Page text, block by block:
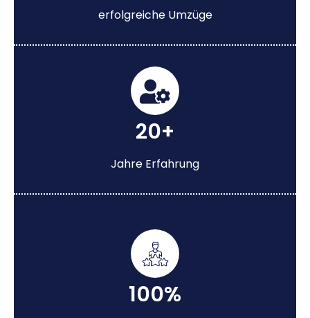
erfolgreiche Umzüge
20+
Jahre Erfahrung
100%